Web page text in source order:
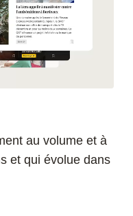
au volume et à
et qui évolue dans